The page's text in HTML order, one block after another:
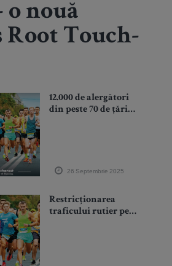
o nouă
Touch-
12.000 de alergători
din peste 70 de țări
26 Septembrie 2025
Restricționarea
traficului rutier pe